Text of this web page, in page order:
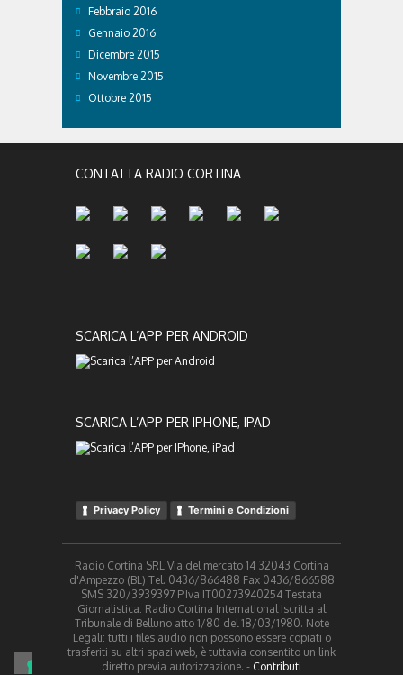
Febbraio 2016
Gennaio 2016
Dicembre 2015
Novembre 2015
Ottobre 2015
CONTATTA RADIO CORTINA
SCARICA L’APP PER ANDROID
SCARICA L’APP PER IPHONE, IPAD
Privacy Policy Termini e Condizioni
Radio Cortina SRL Via del mercato 14 32043 Cortina
d'Ampezzo (BL) Tel. 0436/866488 Fax 0436/866588
SMS 320/3939397 P.Iva IT00273940254 Testata
Giornalistica: Radio Cortina International Iscritta al
Tribunale di Belluno atto 1/80 del 18/03/1980. Note
Legali: tutti i files audio non possono essere copiati o
trasferiti su altri spazi web, è tuttavia consentito un link
diretto previa autorizzazione. - Contributi